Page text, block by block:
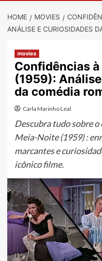
HOME MOVIES
ANÁLISE E CURIOSIDADES
movies
Confidências
(1959):
da comédia
Carla Marinho Leal
Descubra tudo sobre
Meia-Noite (1959) :
marcantes e
icônico filme.